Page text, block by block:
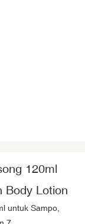
120ml
Body Lotion